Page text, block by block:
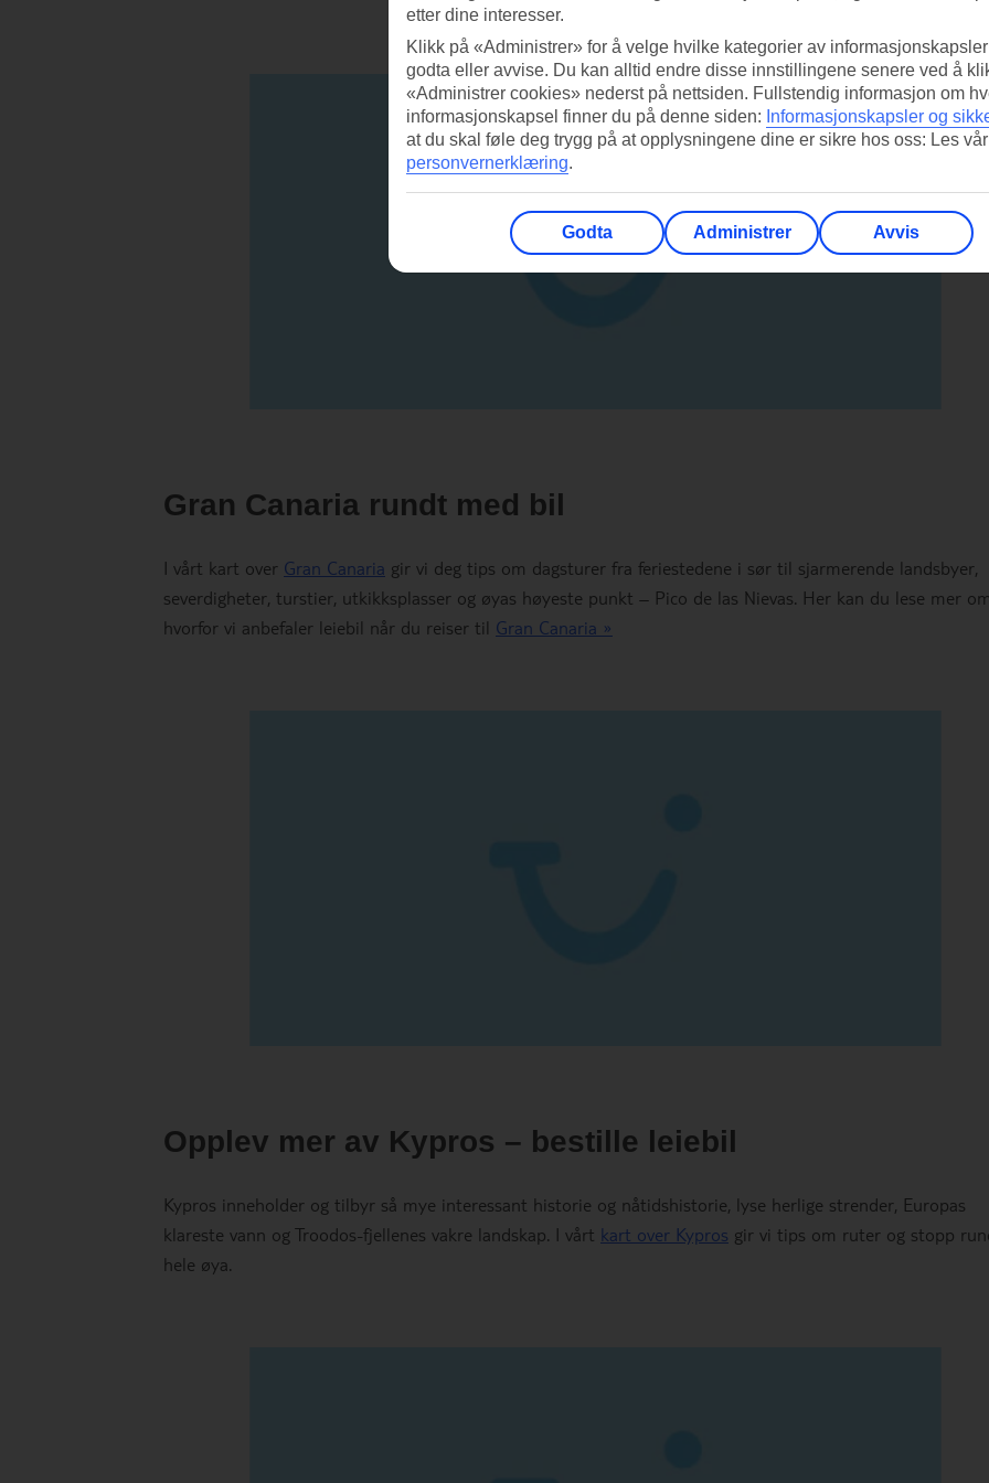
Gran Canaria rundt med bil
I vårt kart over Gran Canaria gir vi deg tips om dagsturer fra feriestedene i sør til sjarmerende landsbyer,
severdigheter, turstier, utkikksplasser og øyas høyeste punkt – Pico de las Nievas. Her kan du lese mer
hvorfor vi anbefaler leiebil når du reiser til Gran Canaria »
Opplev mer av Kypros – bestille leiebil
Kypros inneholder og tilbyr så mye interessant historie og nåtidshistorie, lyse herlige strender, Europas
klareste vann og Troodos-fjellenes vakre landskap. I vårt kart over Kypros gir vi tips om ruter og stopp
hele øya.
etter dine interesser.
Klikk på «Administrer» for å velge hvilke kategorier av
godta eller avvise. Du kan alltid endre disse innstillingene senere ved å
«Administrer cookies» nederst på nettsiden. Fullstendig informasjon om
informasjonskapsel finner du på denne siden: Informasjonskapsler og
at du skal føle deg trygg på at opplysningene dine er sikre hos oss: Les vår
personvernerklæring.
Godta Administrer Avvis